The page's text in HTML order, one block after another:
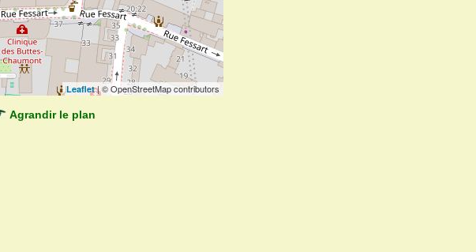
Leaflet| © OpenStreetMap contributors
Agrandir le plan